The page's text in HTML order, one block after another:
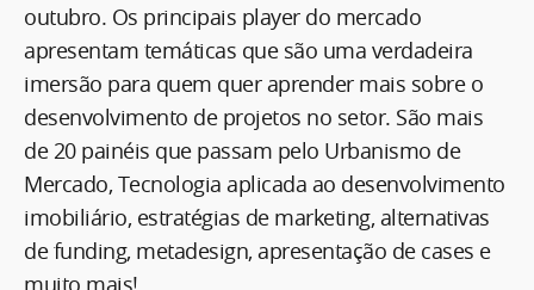
outubro. Os principais player do mercado
apresentam temáticas que são uma verdadeira
imersão para quem quer aprender mais sobre o
desenvolvimento de projetos no setor. São mais
de 20 painéis que passam pelo Urbanismo de
Mercado, Tecnologia aplicada ao desenvolvimento
imobiliário, estratégias de marketing, alternativas
de funding, metadesign, apresentação de cases e
muito mais!